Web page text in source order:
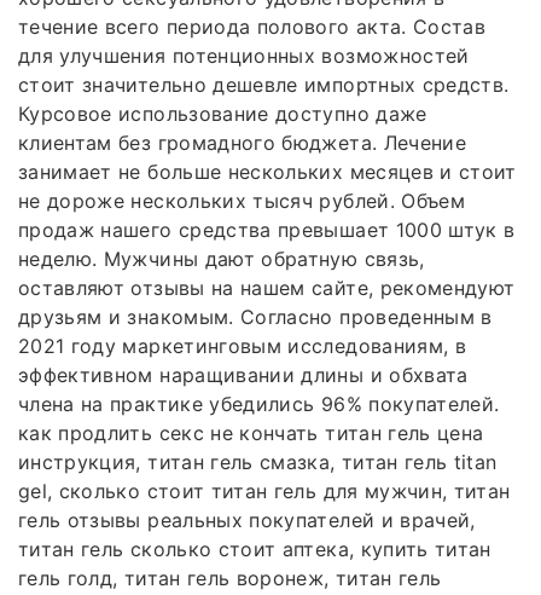
течение всего периода полового акта. Состав
для улучшения потенционных возможностей
стоит значительно дешевле импортных средств.
Курсовое использование доступно даже
клиентам без громадного бюджета. Лечение
занимает не больше нескольких месяцев и стоит
не дороже нескольких тысяч рублей. Объем
продаж нашего средства превышает 1000 штук в
неделю. Мужчины дают обратную связь,
оставляют отзывы на нашем сайте, рекомендуют
друзьям и знакомым. Согласно проведенным в
2021 году маркетинговым исследованиям, в
эффективном наращивании длины и обхвата
члена на практике убедились 96% покупателей.
как продлить секс не кончать титан гель цена
инструкция, титан гель смазка, титан гель titan
gel, сколько стоит титан гель для мужчин, титан
гель отзывы реальных покупателей и врачей,
титан гель сколько стоит аптека, купить титан
гель голд, титан гель воронеж, титан гель